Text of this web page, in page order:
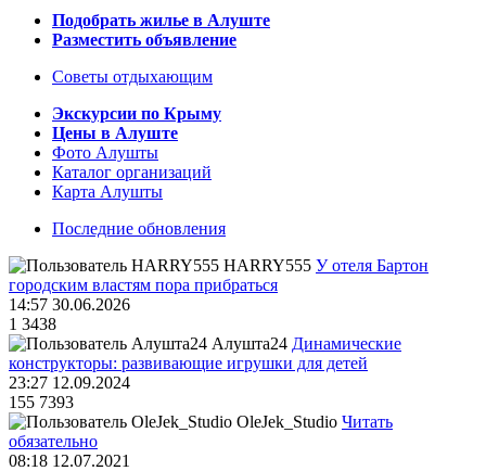
Подобрать жилье в Алуште
Разместить объявление
Советы отдыхающим
Экскурсии по Крыму
Цены в Алуште
Фото Алушты
Каталог организаций
Карта Алушты
Последние обновления
HARRY555 У отеля Бартон
городским властям пора прибраться
14:57 30.06.2026
1 3438
Алушта24 Динамические
конструкторы: развивающие игрушки для детей
23:27 12.09.2024
155 7393
OleJek_Studio Читать
обязательно
08:18 12.07.2021